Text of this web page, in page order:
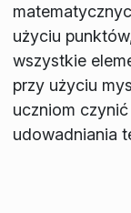
użyciu
wszystkie
przy użyciu
uczniom
udowadniania